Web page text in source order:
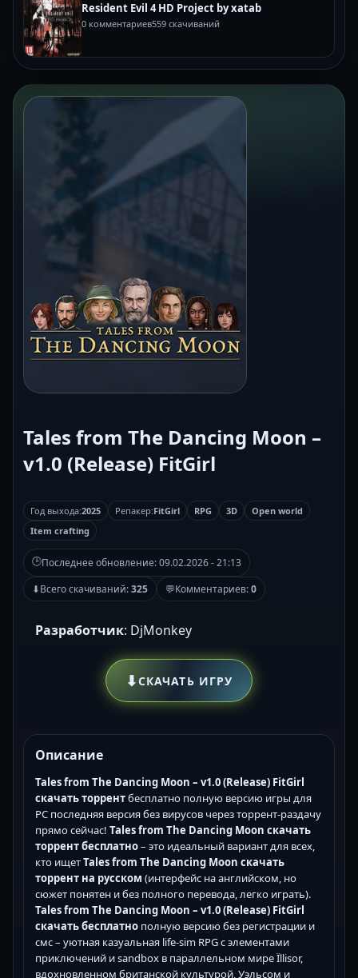
Resident Evil 4 HD Project by xatab
0 комментариев559 скачиваний
Tales from The Dancing Moon –
v1.0 (Release) FitGirl
Год выхода:2025 Репакер:FitGirl RPG 3D
Open world
Item crafting
🕒Последнее обновление:09.02.2026 - 21:13
⬇Всего скачиваний:325 💬Комментариев:0
Разработчик: DjMonkey
⬇СКАЧАТЬ ИГРУ
Описание
Tales from The Dancing Moon – v1.0 (Release) FitGirl
скачать торрентбесплатно полную версию игры для
PC последняя версия без вирусов через торрент-раздачу
прямо сейчас! Tales from The Dancing Moon скачать
торрент бесплатно– это идеальный вариант для всех,
кто ищетTales from The Dancing Moon скачать
торрент на русском (интерфейс на английском, но
сюжет понятен и без полного перевода, легко играть).
Tales from The Dancing Moon – v1.0 (Release) FitGirl
скачать бесплатно полную версию без регистрации и
смс – уютная казуальная life-sim RPG с элементами
приключений и sandbox в параллельном мире Ïllisor,
вдохновленном британской культурой, Уэльсом и